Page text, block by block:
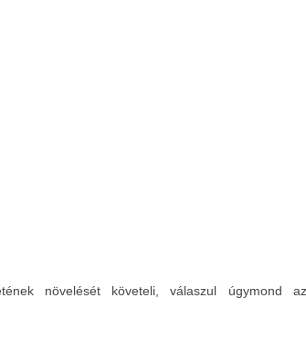
növelését követeli, válaszul úgymond